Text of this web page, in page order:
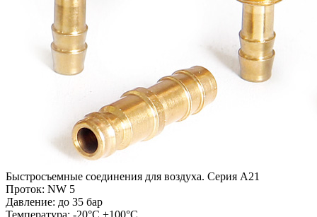
Быстросъемные соединения для воздуха. Серия А21
Проток: NW 5
Давление: до 35 бар